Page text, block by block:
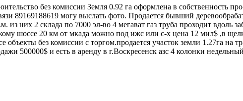
без комиссии Земля 0.92 га оформлена в
89169188619 могу выслать фото. Продается бывший
из них 2 склада по 7000 эл-во 4 мегават газ труба проходит
шоссе 20 км от мкада можно под ижс или с-х цена 12 мил$ ,в
объекты без комиссии с торгом.продается участок земли 1.27га на
500000$ и есть в аренду в г.Воскресенск азс 4 колонки